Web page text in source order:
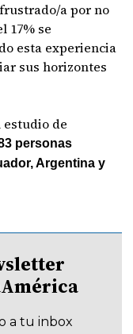
a por no
17% se
esta experiencia
sus horizontes
estudio de
personas
Argentina y
a tu inbox